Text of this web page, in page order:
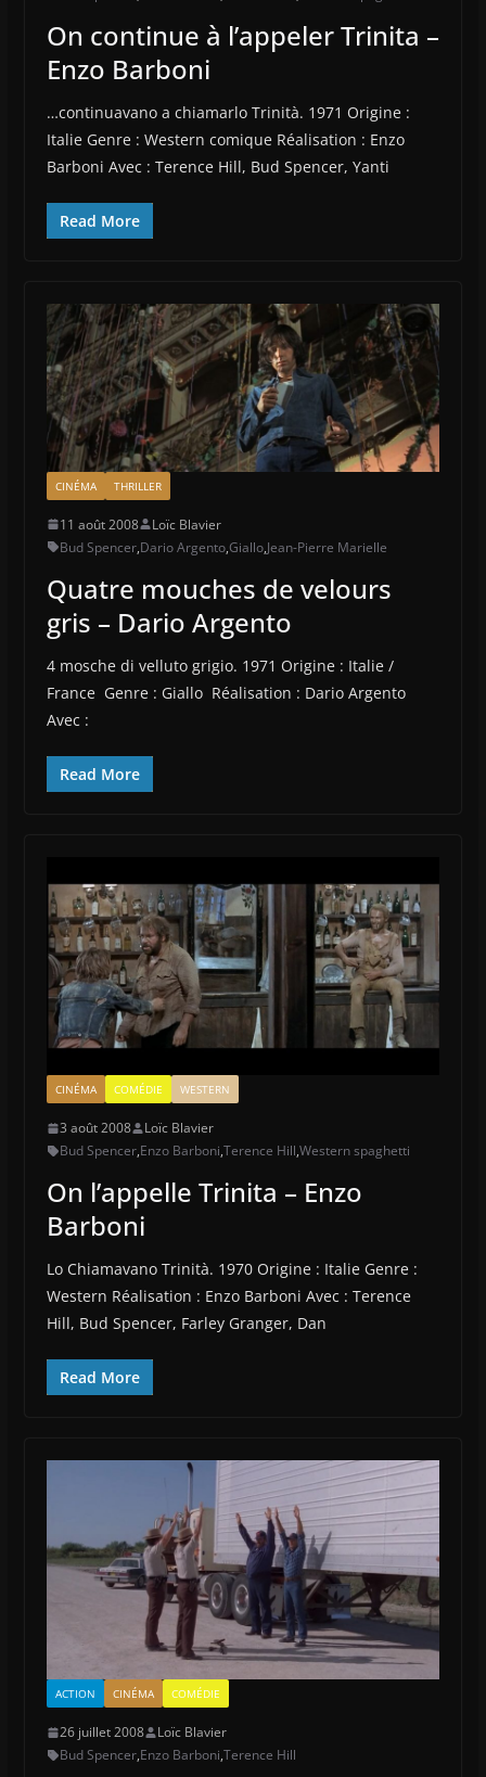
On continue à l’appeler Trinita –
Enzo Barboni
…continuavano a chiamarlo Trinità. 1971 Origine :
Italie Genre : Western comique Réalisation : Enzo
Barboni Avec : Terence Hill, Bud Spencer, Yanti
Read More
CINÉMA THRILLER
11 août 2008
Loïc Blavier
Bud Spencer,Dario Argento,Giallo,Jean-Pierre Marielle
Quatre mouches de velours
gris – Dario Argento
4 mosche di velluto grigio. 1971 Origine : Italie /
France Genre : Giallo Réalisation : Dario Argento
Avec :
Read More
CINÉMA COMÉDIE WESTERN
3 août 2008
Loïc Blavier
Bud Spencer,Enzo Barboni,Terence Hill,Western spaghetti
On l’appelle Trinita – Enzo
Barboni
Lo Chiamavano Trinità. 1970 Origine : Italie Genre :
Western Réalisation : Enzo Barboni Avec : Terence
Hill, Bud Spencer, Farley Granger, Dan
Read More
ACTION CINÉMA COMÉDIE
26 juillet 2008
Loïc Blavier
Bud Spencer,Enzo Barboni,Terence Hill